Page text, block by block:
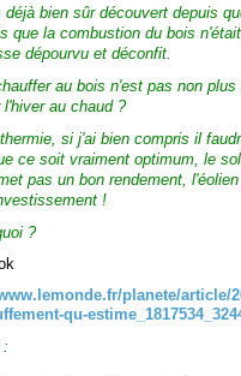
déjà bien sûr découvert depuis
que la combustion du bois
dépourvu et déconfit.
au bois n'est pas non
l'hiver au chaud ?
si j'ai bien compris il
ce soit vraiment optimum, le
pas un bon rendement,
!
?
planete/article/
qu-
: